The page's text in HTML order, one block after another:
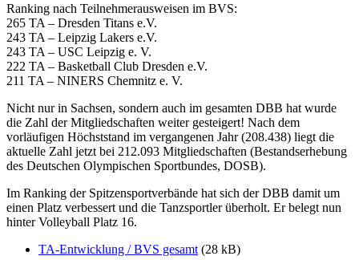
Ranking nach Teilnehmerausweisen im BVS:
265 TA – Dresden Titans e.V.
243 TA – Leipzig Lakers e.V.
243 TA – USC Leipzig e. V.
222 TA – Basketball Club Dresden e.V.
211 TA – NINERS Chemnitz e. V.
Nicht nur in Sachsen, sondern auch im gesamten DBB hat wurde
die Zahl der Mitgliedschaften weiter gesteigert! Nach dem
vorläufigen Höchststand im vergangenen Jahr (208.438) liegt die
aktuelle Zahl jetzt bei 212.093 Mitgliedschaften (Bestandserhebung
des Deutschen Olympischen Sportbundes, DOSB).
Im Ranking der Spitzensportverbände hat sich der DBB damit um
einen Platz verbessert und die Tanzsportler überholt. Er belegt nun
hinter Volleyball Platz 16.
TA-Entwicklung / BVS gesamt (28 kB)